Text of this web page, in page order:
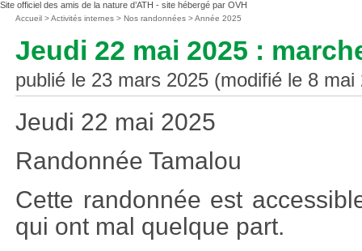
Site officiel des amis de la nature d’ATH - site hébergé par OVH
Vous
ici
:
Accueil >Activités internes >Nos randonnées>Année 2025
Jeudi 22 mai 2025 :
publié le 23 mars 2025 (modifié le 8 mai
Jeudi 22 mai 2025
Randonnée Tamalou
Cette randonnée est
qui ont mal quelque part.